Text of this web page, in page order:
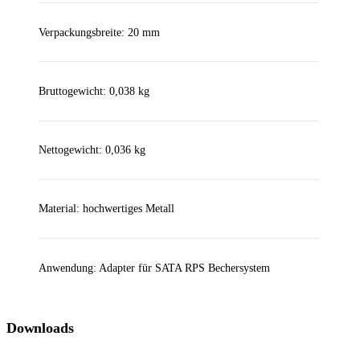
Verpackungsbreite: 20 mm
Bruttogewicht: 0,038 kg
Nettogewicht: 0,036 kg
Material: hochwertiges Metall
Anwendung: Adapter für SATA RPS Bechersystem
Downloads